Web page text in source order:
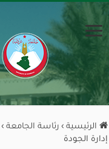
الرئيسية › رئاسة الجامعة ›
إدارة الجودة